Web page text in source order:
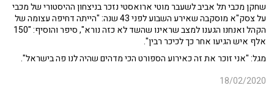
שחקן מכבי תל אביב לשעבר מוטי ארואסטי נזכר בניצחון ההיסטורי של מכבי
על צסק"א מוסקבה שאירע השבוע לפני 43 שנה: "הייתה דחיפה עצומה של
הקהל ואנחנו הגענו למצב שראינו שהשד לא כזה נורא", סיפר והוסיף: "150
אלף איש הגיעו אחר כך לכיכר רבין".
מגל: "אני זוכר את זה כאירוע הספורט הכי מדהים שהיה לנו פה בישראל".
18/02/2020